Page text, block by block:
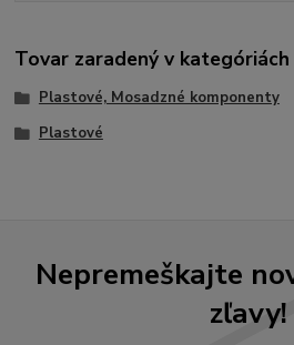
Tovar zaradený v kategóriách
Plastové, Mosadzné komponenty
Plastové
Nepremeškajte
zľavy!